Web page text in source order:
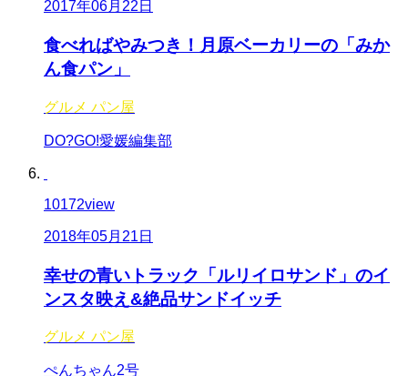
2017年06月22日
食べればやみつき！月原ベーカリーの「みか
ん食パン」
グルメ パン屋
DO?GO!愛媛編集部
10172view
2018年05月21日
幸せの青いトラック「ルリイロサンド」のイ
ンスタ映え&絶品サンドイッチ
グルメ パン屋
ぺんちゃん2号